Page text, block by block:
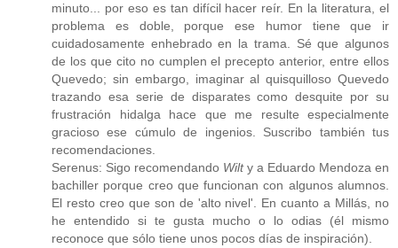
minuto... por eso es tan difícil hacer reír. En la literatura, el
problema es doble, porque ese humor tiene que ir
cuidadosamente enhebrado en la trama. Sé que algunos
de los que cito no cumplen el precepto anterior, entre ellos
Quevedo; sin embargo, imaginar al quisquilloso Quevedo
trazando esa serie de disparates como desquite por su
frustración hidalga hace que me resulte especialmente
gracioso ese cúmulo de ingenios. Suscribo también tus
recomendaciones.
Serenus: Sigo recomendando Wilty a Eduardo Mendoza en
bachiller porque creo que funcionan con algunos alumnos.
El resto creo que son de 'alto nivel'. En cuanto a Millás, no
he entendido si te gusta mucho o lo odias (él mismo
reconoce que sólo tiene unos pocos días de inspiración).